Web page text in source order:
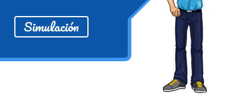
Simulación